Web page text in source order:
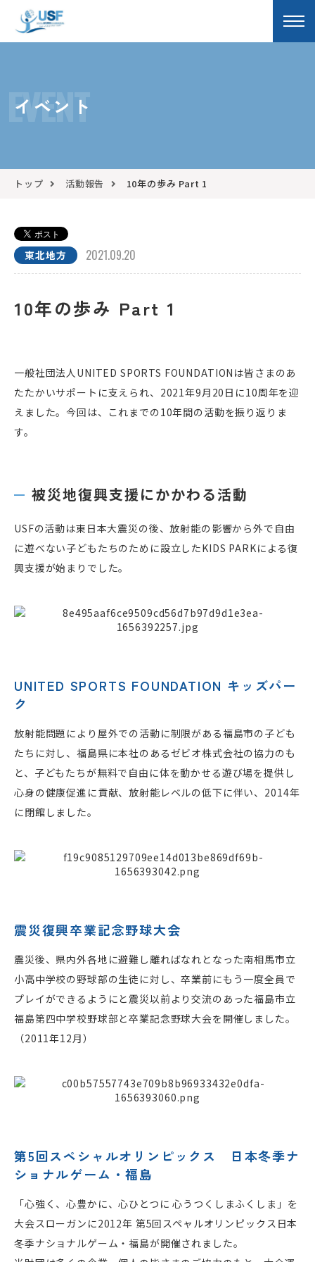
EVENT
イベント
トップ 活動報告 10年の歩み Part 1
東北地方 2021.09.20
10年の歩み Part 1
一般社団法人UNITED SPORTS FOUNDATIONは皆さまのあ
たたかいサポートに支えられ、2021年9月20日に10周年を迎
えました。今回は、これまでの10年間の活動を振り返りま
す。
被災地復興支援にかかわる活動
USFの活動は東日本大震災の後、放射能の影響から外で自由
に遊べない子どもたちのために設立したKIDS PARKによる復
興支援が始まりでした。
UNITED SPORTS FOUNDATION キッズパー
ク
放射能問題により屋外での活動に制限がある福島市の子ども
たちに対し、福島県に本社のあるゼビオ株式会社の協力のも
と、子どもたちが無料で自由に体を動かせる遊び場を提供し
心身の健康促進に貢献、放射能レベルの低下に伴い、2014年
に閉館しました。
震災復興卒業記念野球大会
震災後、県内外各地に避難し離ればなれとなった南相馬市立
小高中学校の野球部の生徒に対し、卒業前にもう一度全員で
プレイができるようにと震災以前より交流のあった福島市立
福島第四中学校野球部と卒業記念野球大会を開催しました。
（2011年12月）
第5回スペシャルオリンピックス 日本冬季ナ
ショナルゲーム・福島
「心強く、心豊かに、心ひとつに 心うつくしまふくしま」を
大会スローガンに2012年 第5回スペャルオリンピックス日本
冬季ナショナルゲーム・福島が開催されました。